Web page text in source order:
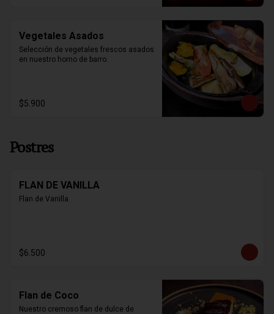
Vegetales Asados
Selección de vegetales frescos asados
en nuestro horno de barro.
$5.900
Postres
FLAN DE VANILLA
Flan de Vanilla
$6.500
Flan de Coco
Nuestro cremoso flan de dulce de